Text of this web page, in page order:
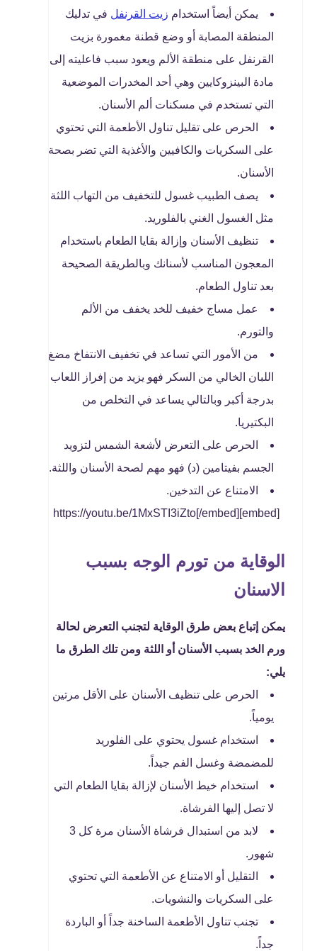
يمكن أيضاً استخدام زيت القرنفل في تدليك
المنطقة المصابة أو وضع قطنة مغمورة بزيت
القرنفل على منطقة الألم ويعود سبب فاعليته إلى
مادة البينزوكايين وهي أحد المخدرات الموضعية
التي تستخدم في مسكنات ألم الأسنان.
الحرص على تقليل تناول الأطعمة التي تحتوي
على السكريات والكافيين والأغذية التي تضر بصحة
الأسنان.
يصف الطبيب غسول للتخفيف من التهاب اللثة
مثل الغسول الغني بالفلوريد.
تنظيف الأسنان وإزالة بقايا الطعام باستخدام
المعجون المناسب لأسنانك وبالطريقة الصحيحة
بعد تناول الطعام.
عمل مساج خفيف للخد يخفف من الألم
والتورم.
من الأمور التي تساعد في تخفيف الانتفاخ مضغ
اللبان الخالي من السكر فهو يزيد من إفراز اللعاب
بدرجة أكبر وبالتالي يساعد في التخلص من
البكتيريا.
الحرص على التعرض لأشعة الشمس لتزويد
الجسم بفيتامين (د) فهو مهم لصحة الأسنان واللثة.
الامتناع عن التدخين.
[embed]https://youtu.be/1MxSTI3iZto[/embed]
الوقاية من تورم الوجه بسبب
الاسنان
يمكن إتباع بعض طرق الوقاية لتجنب التعرض لحالة
ورم الخد بسبب الأسنان أو اللثة ومن تلك الطرق ما
يلي:
الحرص على تنظيف الأسنان على الأقل مرتين
يومياً.
استخدام غسول يحتوي على الفلوريد
للمضمضة وغسل الفم جيداً.
استخدام خيط الأسنان لإزالة بقايا الطعام التي
لا تصل إليها الفرشاة.
لابد من استبدال فرشاة الأسنان مرة كل 3
شهور.
التقليل أو الامتناع عن الأطعمة التي تحتوي
على السكريات والنشويات.
تجنب تناول الأطعمة الساخنة جداً أو الباردة
جداً.